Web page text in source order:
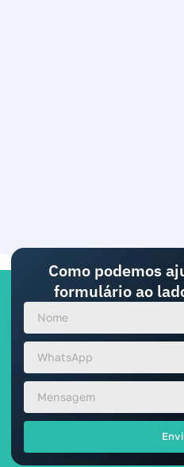
Como podemos
formulário ao